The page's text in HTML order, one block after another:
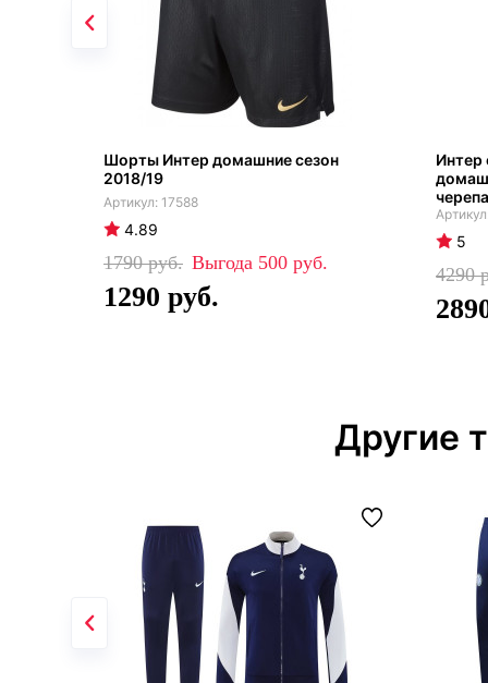
Шорты Интер домашние сезон
2018/19
17588
4.89
1790 500
1290
Интер
5
4290
Другие